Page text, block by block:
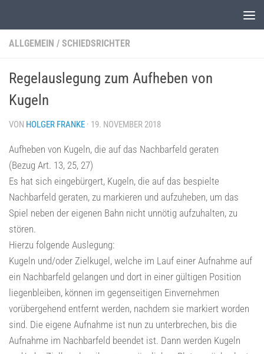
ALLGEMEIN / SCHIEDSRICHTER
Regelauslegung zum Aufheben von
Kugeln
VON HOLGER FRANKE · 19. NOVEMBER 2018
Aufheben von Kugeln, die auf das Nachbarfeld geraten
(Bezug Art. 13, 25, 27)
Es hat sich eingebürgert, Kugeln, die auf das bespielte
Nachbarfeld geraten, zu markieren und aufzuheben, um das
Spiel neben der eigenen Bahn nicht unnötig aufzuhalten, zu
stören.
Hierzu folgende Auslegung:
Kugeln und/oder Zielkugel, welche im Lauf einer Aufnahme auf
ein Nachbarfeld gelangen und dort in einer gültigen Position
liegenbleiben, können im gegenseitigen Einvernehmen
vorübergehend entfernt werden, nachdem sie markiert worden
sind. Die eigene Aufnahme ist nun zu unterbrechen, bis die
Aufnahme im Nachbarfeld beendet ist. Dann werden Kugeln